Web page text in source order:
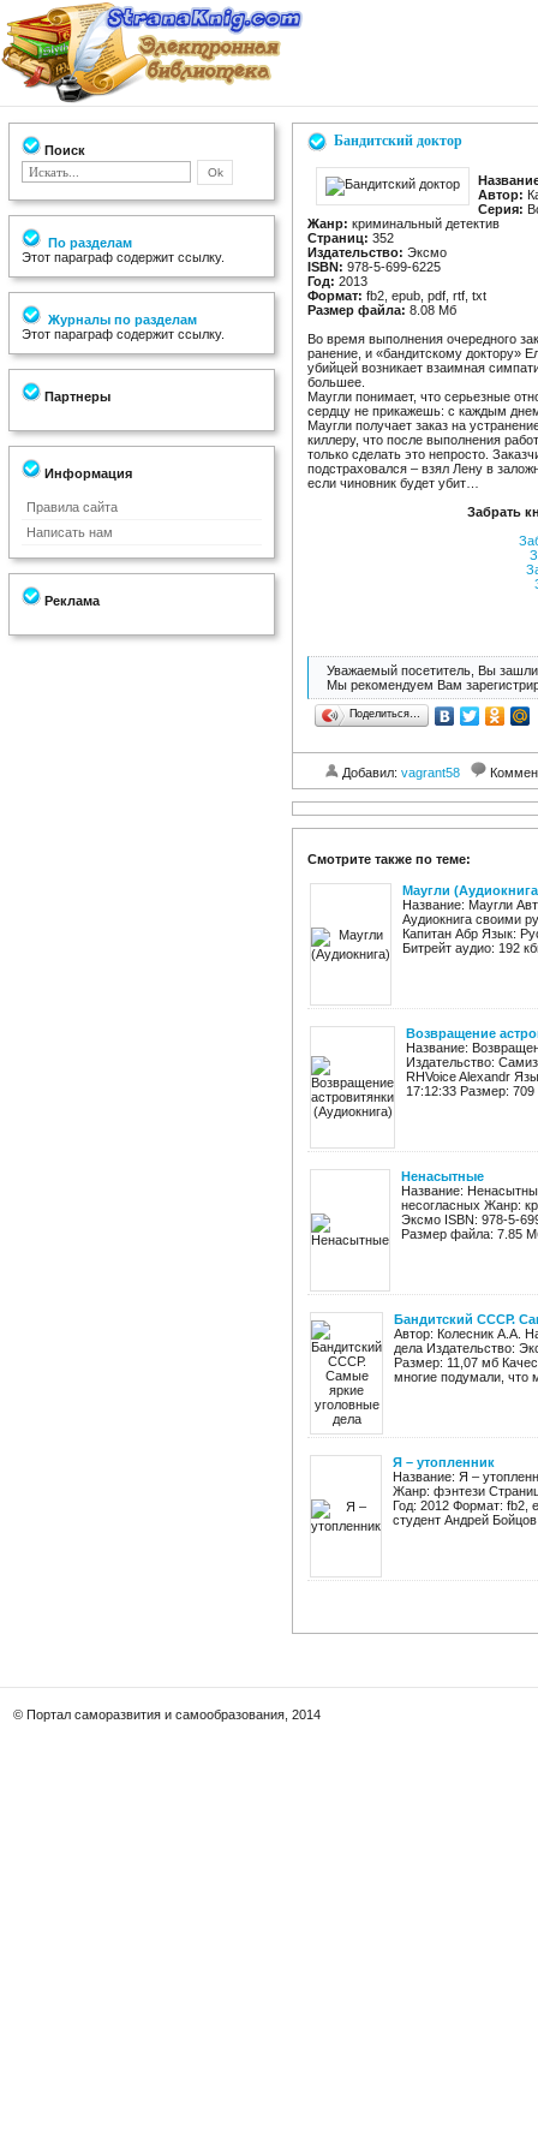
Поиск
По разделам
Этот параграф содержит ссылку.
Журналы по разделам
Этот параграф содержит ссылку.
Партнеры
Информация
Правила сайта
Написать нам
Реклама
Бандитский доктор
Автор:
Серия:
Жанр: криминальный детектив
Страниц: 352
Издательство: Эксмо
ISBN: 978-5-699-6225
Год: 2013
Формат: fb2, epub, pdf, rtf, txt
Размер файла: 8.08 Мб
Во время выполнения очередного
ранение, и «бандитскому доктору»
убийцей возникает взаимная
большее.
Маугли понимает, что серьезные
сердцу не прикажешь: с каждым
Маугли получает заказ на
киллеру, что после выполнения
только сделать это непросто.
подстраховался – взял Лену в
если чиновник будет убит…
Забрать
Уважаемый посетитель, Вы зашли
Мы рекомендуем Вам
Поделиться…
Добавил: vagrant58
Смотрите также по теме:
Маугли
Название: Маугли
Аудиокнига своими
Капитан Абр Язык:
Битрейт аудио: 192
Возвращение
Название:
Издательство:
RHVoice Alexandr
17:12:33 Размер:
Ненасытные
Название:
несогласных Жанр:
Эксмо ISBN: 978-5-
Размер файла: 7.85
Бандитский СССР.
Автор: Колесник А.А.
дела Издательство:
Размер: 11,07 мб
многие подумали, что
Я – утопленник
Название: Я –
Жанр: фэнтези
Год: 2012 Формат: fb2,
студент Андрей
© Портал саморазвития и самообразования, 2014